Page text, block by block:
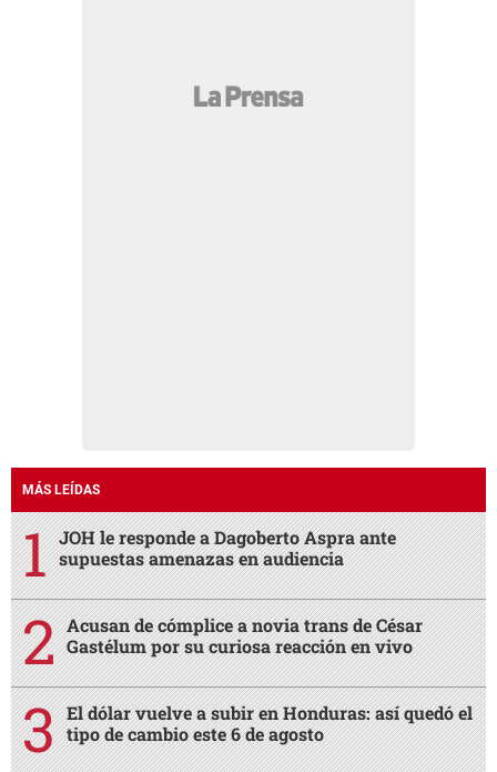
MÁS LEÍDAS
JOH le responde a Dagoberto Aspra ante
supuestas amenazas en audiencia
Acusan de cómplice a novia trans de César
Gastélum por su curiosa reacción en vivo
El dólar vuelve a subir en Honduras: así quedó el
tipo de cambio este 6 de agosto